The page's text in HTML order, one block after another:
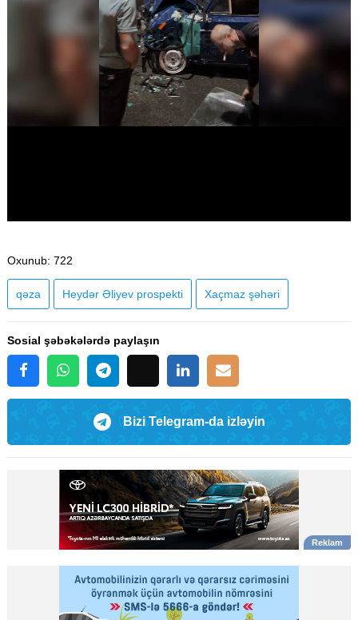
Oxunub: 722
qəza Heydər Əliyev prospekti Xaçmaz şəhəri
Sosial şəbəkələrdə paylaşın
Bizi Telegram-da izləyin